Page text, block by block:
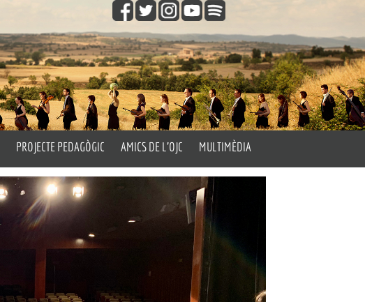
PROJECTE PEDAGÒGIC
Pla Pedagògic
L’OJC a les Aules
Taller d’Orquestra
OITL
AMICS DE L’OJC
Fes-te Amic de l’OJC
MULTIMÈDIA
Vídeos
Fotos
Els Passatemps de l’OJC
Orquestra’t